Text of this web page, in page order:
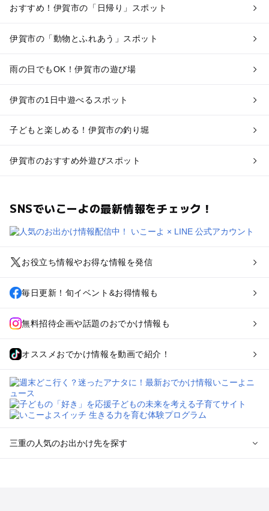
おすすめ！伊賀市の「日帰り」スポット
伊賀市の「動物とふれあう」スポット
雨の日でもOK！伊賀市の遊び場
伊賀市の1日中遊べるスポット
子どもと楽しめる！伊賀市の釣り堀
伊賀市のおすすめ外遊びスポット
SNSでいこーよの最新情報をチェック！
お役立ち情報やお得な情報を発信
毎日更新！旬イベント&お得情報も
無料招待企画や話題のおでかけ情報も
オススメおでかけ情報を動画で紹介！
三重の人気のお出かけ先を探す